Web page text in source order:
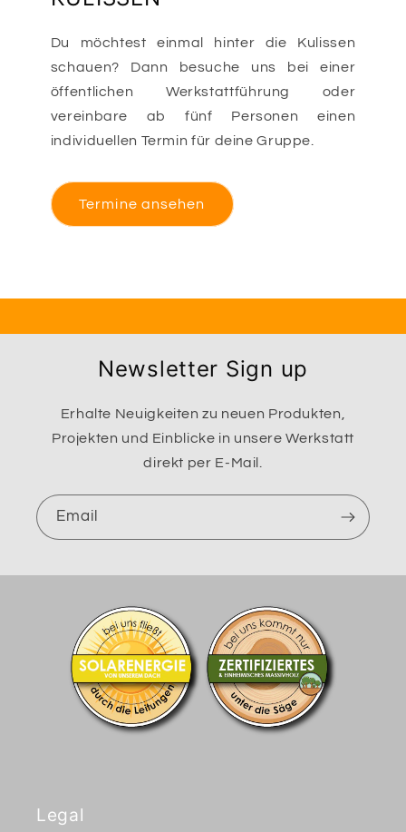
Du möchtest einmal hinter die Kulissen
schauen? Dann besuche uns bei einer
öffentlichen Werkstattführung oder
vereinbare ab fünf Personen einen
individuellen Termin für deine Gruppe.
Termine ansehen
Newsletter Sign up
Erhalte Neuigkeiten zu neuen Produkten,
Projekten und Einblicke in unsere Werkstatt
direkt per E-Mail.
Email
Legal